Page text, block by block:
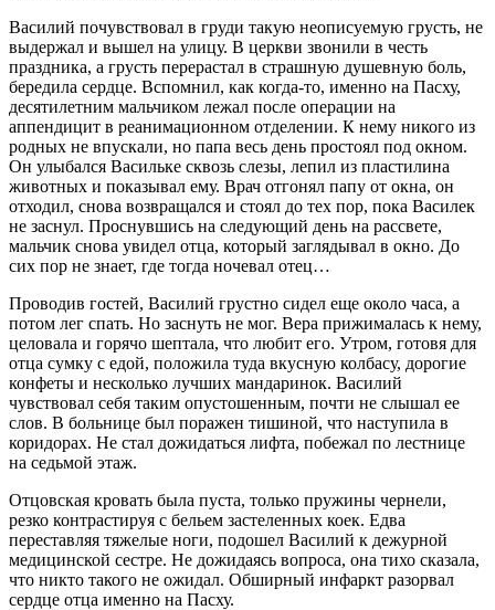
Василий почувствовал в груди такую неописуемую грусть, не
выдержал и вышел на улицу. В церкви звонили в честь
праздника, а грусть перерастал в страшную душевную боль,
бередила сердце. Вспомнил, как когда-то, именно на Пасху,
десятилетним мальчиком лежал после операции на
аппендицит в реанимационном отделении. К нему никого из
родных не впускали, но папа весь день простоял под окном.
Он улыбался Васильке сквозь слезы, лепил из пластилина
животных и показывал ему. Врач отгонял папу от окна, он
отходил, снова возвращался и стоял до тех пор, пока Василек
не заснул. Проснувшись на следующий день на рассвете,
мальчик снова увидел отца, который заглядывал в окно. До
сих пор не знает, где тогда ночевал отец…
Проводив гостей, Василий грустно сидел еще около часа, а
потом лег спать. Но заснуть не мог. Вера прижималась к нему,
целовала и горячо шептала, что любит его. Утром, готовя для
отца сумку с едой, положила туда вкусную колбасу, дорогие
конфеты и несколько лучших мандаринок. Василий
чувствовал себя таким опустошенным, почти не слышал ее
слов. В больнице был поражен тишиной, что наступила в
коридорах. Не стал дожидаться лифта, побежал по лестнице
на седьмой этаж.
Отцовская кровать была пуста, только пружины чернели,
резко контрастируя с бельем застеленных коек. Едва
переставляя тяжелые ноги, подошел Василий к дежурной
медицинской сестре. Не дожидаясь вопроса, она тихо сказала,
что никто такого не ожидал. Обширный инфаркт разорвал
сердце отца именно на Пасху.